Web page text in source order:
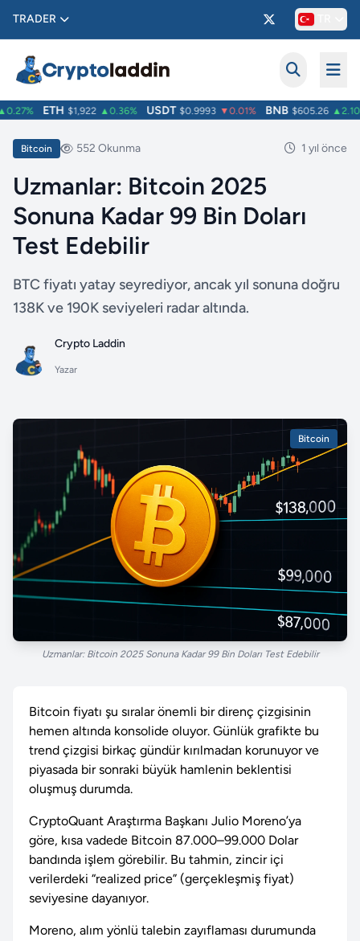
TRADER
ETH $1,922 ▲0.36% USDT $0.9993 ▼0.01% BNB $605.26 ▲2.10%
Bitcoin 552 Okunma 1 yıl önce
Uzmanlar: Bitcoin 2025
Sonuna Kadar 99 Bin Doları
Test Edebilir
BTC fiyatı yatay seyrediyor, ancak yıl sonuna doğru
138K ve 190K seviyeleri radar altında.
Crypto Laddin
Yazar
Bitcoin
Uzmanlar: Bitcoin 2025 Sonuna Kadar 99 Bin Doları Test Edebilir
Bitcoin fiyatı şu sıralar önemli bir direnç çizgisinin
hemen altında konsolide oluyor. Günlük grafikte bu
trend çizgisi birkaç gündür kırılmadan korunuyor ve
piyasada bir sonraki büyük hamlenin beklentisi
oluşmuş durumda.
CryptoQuant Araştırma Başkanı Julio Moreno’ya
göre, kısa vadede Bitcoin 87.000–99.000 Dolar
bandında işlem görebilir. Bu tahmin, zincir içi
verilerdeki “realized price” (gerçekleşmiş fiyat)
seviyesine dayanıyor.
Moreno, alım yönlü talebin zayıflaması durumunda